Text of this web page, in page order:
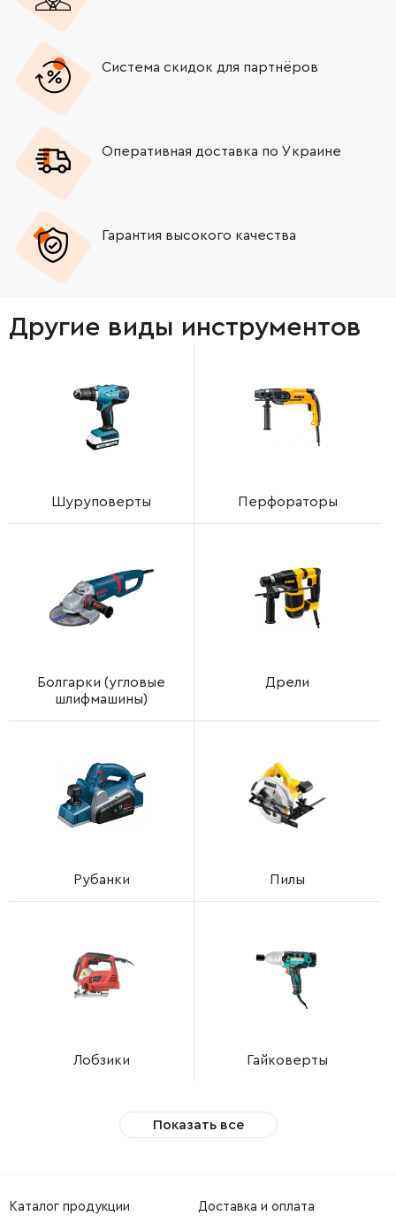
Система скидок для партнёров
Оперативная доставка по Украине
Гарантия высокого качества
Другие виды инструментов
Шуруповерты Перфораторы
Болгарки (угловые
шлифмашины)
Дрели
Рубанки Пилы
Лобзики Гайковерты
Показать все
Каталог продукции Доставка и оплата